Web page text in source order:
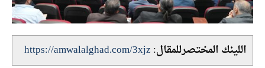
اللينك المختصرللمقال:https://amwalalghad.com/3xjz